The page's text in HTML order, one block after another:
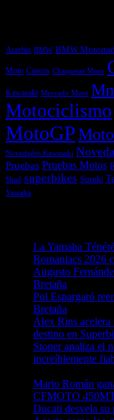
Acerbis BMW BMW
Moto Cascos Chaquetas Moto
Kawasaki Mercado Moto
Motociclismo
MotoGP
Novedades Kawasaki
Pruebas Pruebas Motos
Shad superbikes Suzuki
Yamaha
La Yamaha
Romaniacs 2026
Augusto
Bretaña
Pol Espargaró
Bretaña
Álex Rins acelera
destino en
Stoner analiza el
increíblemente
Mario Román
CFMOTO
Ducati desvela